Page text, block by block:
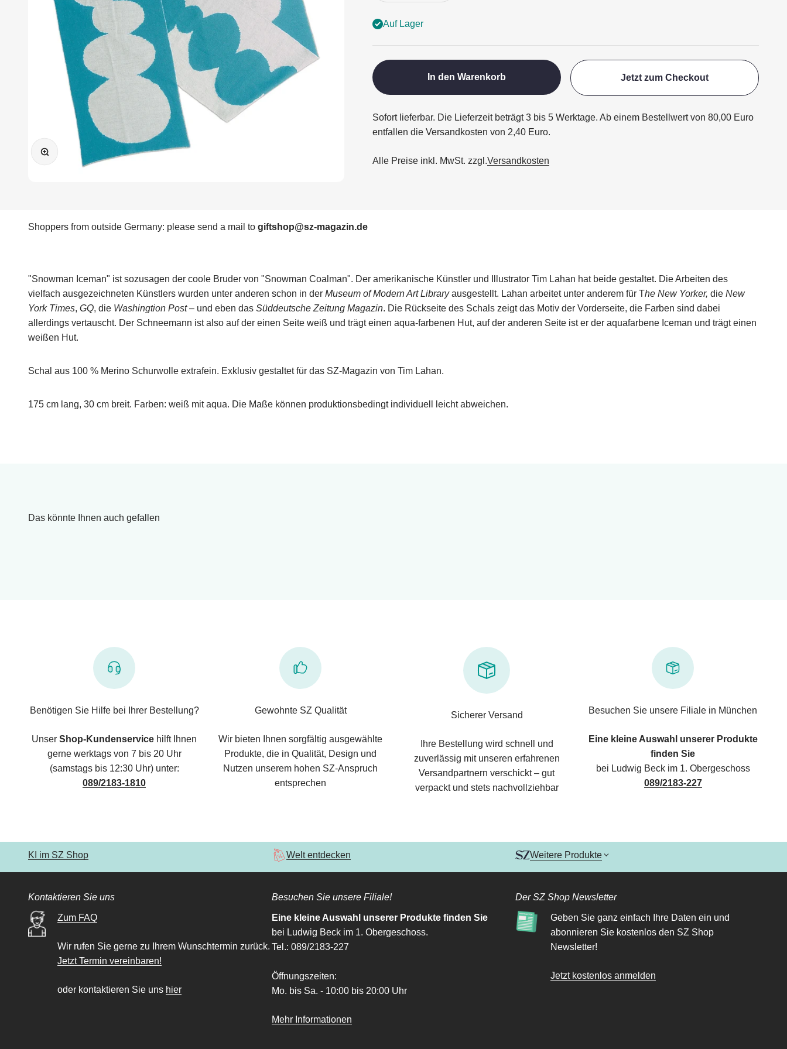
Bild vergrößern
Auf Lager
In den Warenkorb Jetzt zum Checkout
Sofort lieferbar. Die Lieferzeit beträgt 3 bis 5 Werktage. Ab einem Bestellwert von 80,00 Euro
entfallen die Versandkosten von 2,40 Euro.
Alle Preise inkl. MwSt. zzgl.Versandkosten
Shoppers from outside Germany: please send a mail to giftshop@sz-magazin.de
"Snowman Iceman" ist sozusagen der coole Bruder von "Snowman Coalman". Der amerikanische Künstler und Illustrator Tim Lahan hat beide gestaltet. Die Arbeiten des
vielfach ausgezeichneten Künstlers wurden unter anderen schon in der Museum of Modern Art Libraryausgestellt. Lahan arbeitet unter anderem für The New Yorker, die New
York Times, GQ, die Washingtion Post– und eben das Süddeutsche Zeitung Magazin. Die Rückseite des Schals zeigt das Motiv der Vorderseite, die Farben sind dabei
allerdings vertauscht. Der Schneemann ist also auf der einen Seite weiß und trägt einen aqua-farbenen Hut, auf der anderen Seite ist er der aquafarbene Iceman und trägt einen
weißen Hut.
Schal aus 100 % Merino Schurwolle extrafein. Exklusiv gestaltet für das SZ-Magazin von Tim Lahan.
175 cm lang, 30 cm breit. Farben: weiß mit aqua. Die Maße können produktionsbedingt individuell leicht abweichen.
Das könnte Ihnen auch gefallen
Benötigen Sie Hilfe bei Ihrer Bestellung?
Unser Shop-Kundenservice hilft Ihnen
gerne werktags von 7 bis 20 Uhr
(samstags bis 12:30 Uhr) unter:
089/2183-1810
Gewohnte SZ Qualität
Wir bieten Ihnen sorgfältig ausgewählte
Produkte, die in Qualität, Design und
Nutzen unserem hohen SZ-Anspruch
entsprechen
Sicherer Versand
Ihre Bestellung wird schnell und
zuverlässig mit unseren erfahrenen
Versandpartnern verschickt – gut
verpackt und stets nachvollziehbar
Besuchen Sie unsere Filiale in München
Eine kleine Auswahl unserer Produkte
finden Sie
bei Ludwig Beck im 1. Obergeschoss
089/2183-227
KI im SZ Shop Welt entdecken Weitere Produkte
Kontaktieren Sie uns
Zum FAQ
Wir rufen Sie gerne zu Ihrem Wunschtermin zurück.
Jetzt Termin vereinbaren!
oder kontaktieren Sie uns hier
Besuchen Sie unsere Filiale!
Eine kleine Auswahl unserer Produkte finden Sie
bei Ludwig Beck im 1. Obergeschoss.
Tel.: 089/2183-227
Öffnungszeiten:
Mo. bis Sa. - 10:00 bis 20:00 Uhr
Mehr Informationen
Der SZ Shop Newsletter
Geben Sie ganz einfach Ihre Daten ein und
abonnieren Sie kostenlos den SZ Shop
Newsletter!
Jetzt kostenlos anmelden